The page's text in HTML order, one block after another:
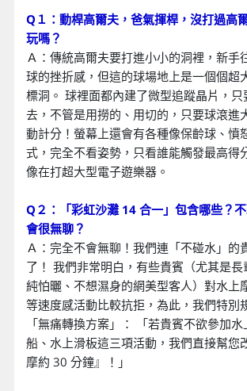
Q１：動桿高爾夫，爸氣揮桿，沒打過高
玩嗎？
Ａ：傳統高爾夫要打進小小的洞裡，新手
球的挫折感，但這的球場地上是一個個超
標洞。 球裡面都內建了微型追蹤晶片，只
去，不管是用撈的、用切的，只要球滾進
動計分！螢幕上還會有各種像保齡球、憤
式，完全不看姿勢，只看誰能觸發最高得
像在打超大型電子遊樂器。
Q２：「彩虹沙灘 14 合一」包含哪些？
會很無聊？
Ａ：完全不會無聊！我們連「不碰水」的
了！ 我們非常明白，有些貴賓（尤其是
純怕曬、不想濕身的網美型客人）對水上
等速度感活動比較抗拒，為此，我們特別
「無痛轉換方案」： 「若貴賓不欲參加
船、水上滑板這三項活動，我們直接幫您
摩約 30 分鐘』！」